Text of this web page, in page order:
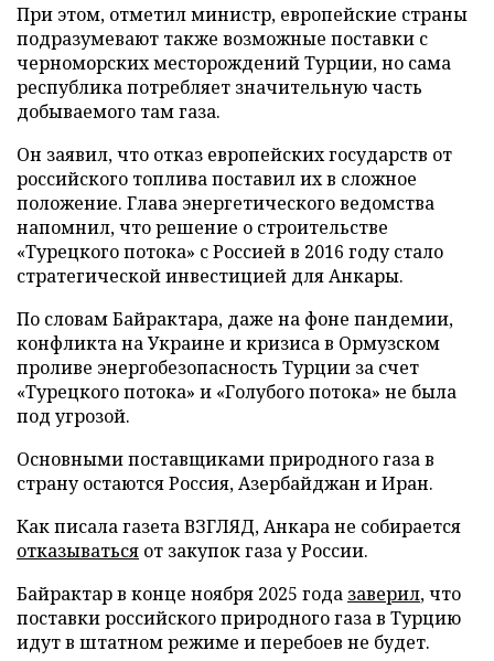
При этом, отметил министр, европейские страны
подразумевают также возможные поставки с
черноморских месторождений Турции, но сама
республика потребляет значительную часть
добываемого там газа.
Он заявил, что отказ европейских государств от
российского топлива поставил их в сложное
положение. Глава энергетического ведомства
напомнил, что решение о строительстве
«Турецкого потока» с Россией в 2016 году стало
стратегической инвестицией для Анкары.
По словам Байрактара, даже на фоне пандемии,
конфликта на Украине и кризиса в Ормузском
проливе энергобезопасность Турции за счет
«Турецкого потока» и «Голубого потока» не была
под угрозой.
Основными поставщиками природного газа в
страну остаются Россия, Азербайджан и Иран.
Как писала газета ВЗГЛЯД, Анкара не собирается
отказываться от закупок газа у России.
Байрактар в конце ноября 2025 года заверил, что
поставки российского природного газа в Турцию
идут в штатном режиме и перебоев не будет.